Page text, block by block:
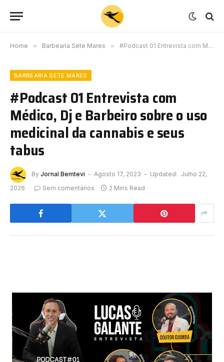
Home » Barbearia Sete Mares » #Podcast 01 Entrevista com Médico, Dj e Barbeiro sobre o uso medicinal da cannabis e seus tabus
BARBEARIA SETE MARES
#Podcast 01 Entrevista com
Médico, Dj e Barbeiro sobre o uso
medicinal da cannabis e seus
tabus
By Jornal Bemtevi Agosto 17, 2023 Updated: Julho 22,
2026
Sem comentários 2 Mins Read